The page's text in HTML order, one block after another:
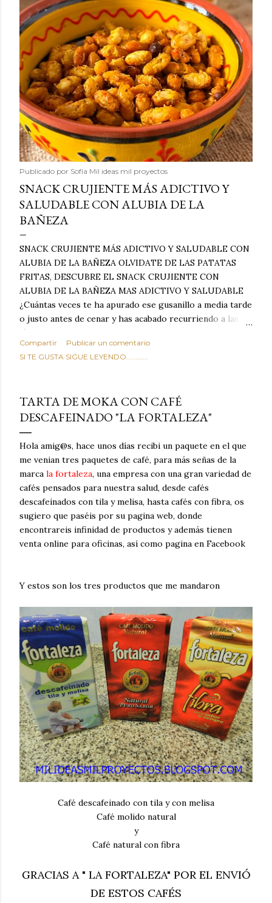
Publicado por Sofía Mil ideas mil proyectos
SNACK CRUJIENTE MÁS ADICTIVO Y
SALUDABLE CON ALUBIA DE LA
BAÑEZA
SNACK CRUJIENTE MÁS ADICTIVO Y SALUDABLE CON
ALUBIA DE LA BAÑEZA OLVIDATE DE LAS PATATAS
FRITAS, DESCUBRE EL SNACK CRUJIENTE CON
ALUBIA DE LA BAÑEZA MAS ADICTIVO Y SALUDABLE
¿Cuántas veces te ha apurado ese gusanillo a media tarde
o justo antes de cenar y has acabado recurriendo a las
típicas patatas de bolsa, frutos secos fritos o snacks
ultraprocesados llenos de grasas saturadas y sodio?
Todos hemos estado ahí. Sin embargo, cuidarse no tiene
satisface. Estas alubias crujientes al horno van a cambiar
por completo tu forma de ver las legumbres. Olvídate de
asociar las alubias únicamente a los guisos tradicionales y
copiosos de invierno. Con esta receta simple pero
revolucionaria, transformaremos un ingrediente tan
humilde como la alubia de La Bañeza en un snack ligero,
dorado, cargado de proteína y 100% natural. Es el
sustituto perfecto a los frutos se...
Compartir
Publicar un comentario
SI TE GUSTA SIGUE LEYENDO............
TARTA DE MOKA CON CAFÉ
DESCAFEINADO "LA FORTALEZA"
Hola amig@s, hace unos días recibi un paquete en el que
me venian tres paquetes de café, para más señas de la
marca la fortaleza, una empresa con una gran variedad de
cafés pensados para nuestra salud, desde cafés
descafeinados con tila y melisa, hasta cafés con fibra, os
sugiero que paséis por su pagina web, donde
encontrareis infinidad de productos y además tienen
venta online para oficinas, así como pagina en Facebook
Y estos son los tres productos que me mandaron
Café descafeinado con tila y con melisa
Café molido natural
y
Café natural con fibra
GRACIAS A " LA FORTALEZA" POR EL ENVIÓ
DE ESTOS CAFÉS